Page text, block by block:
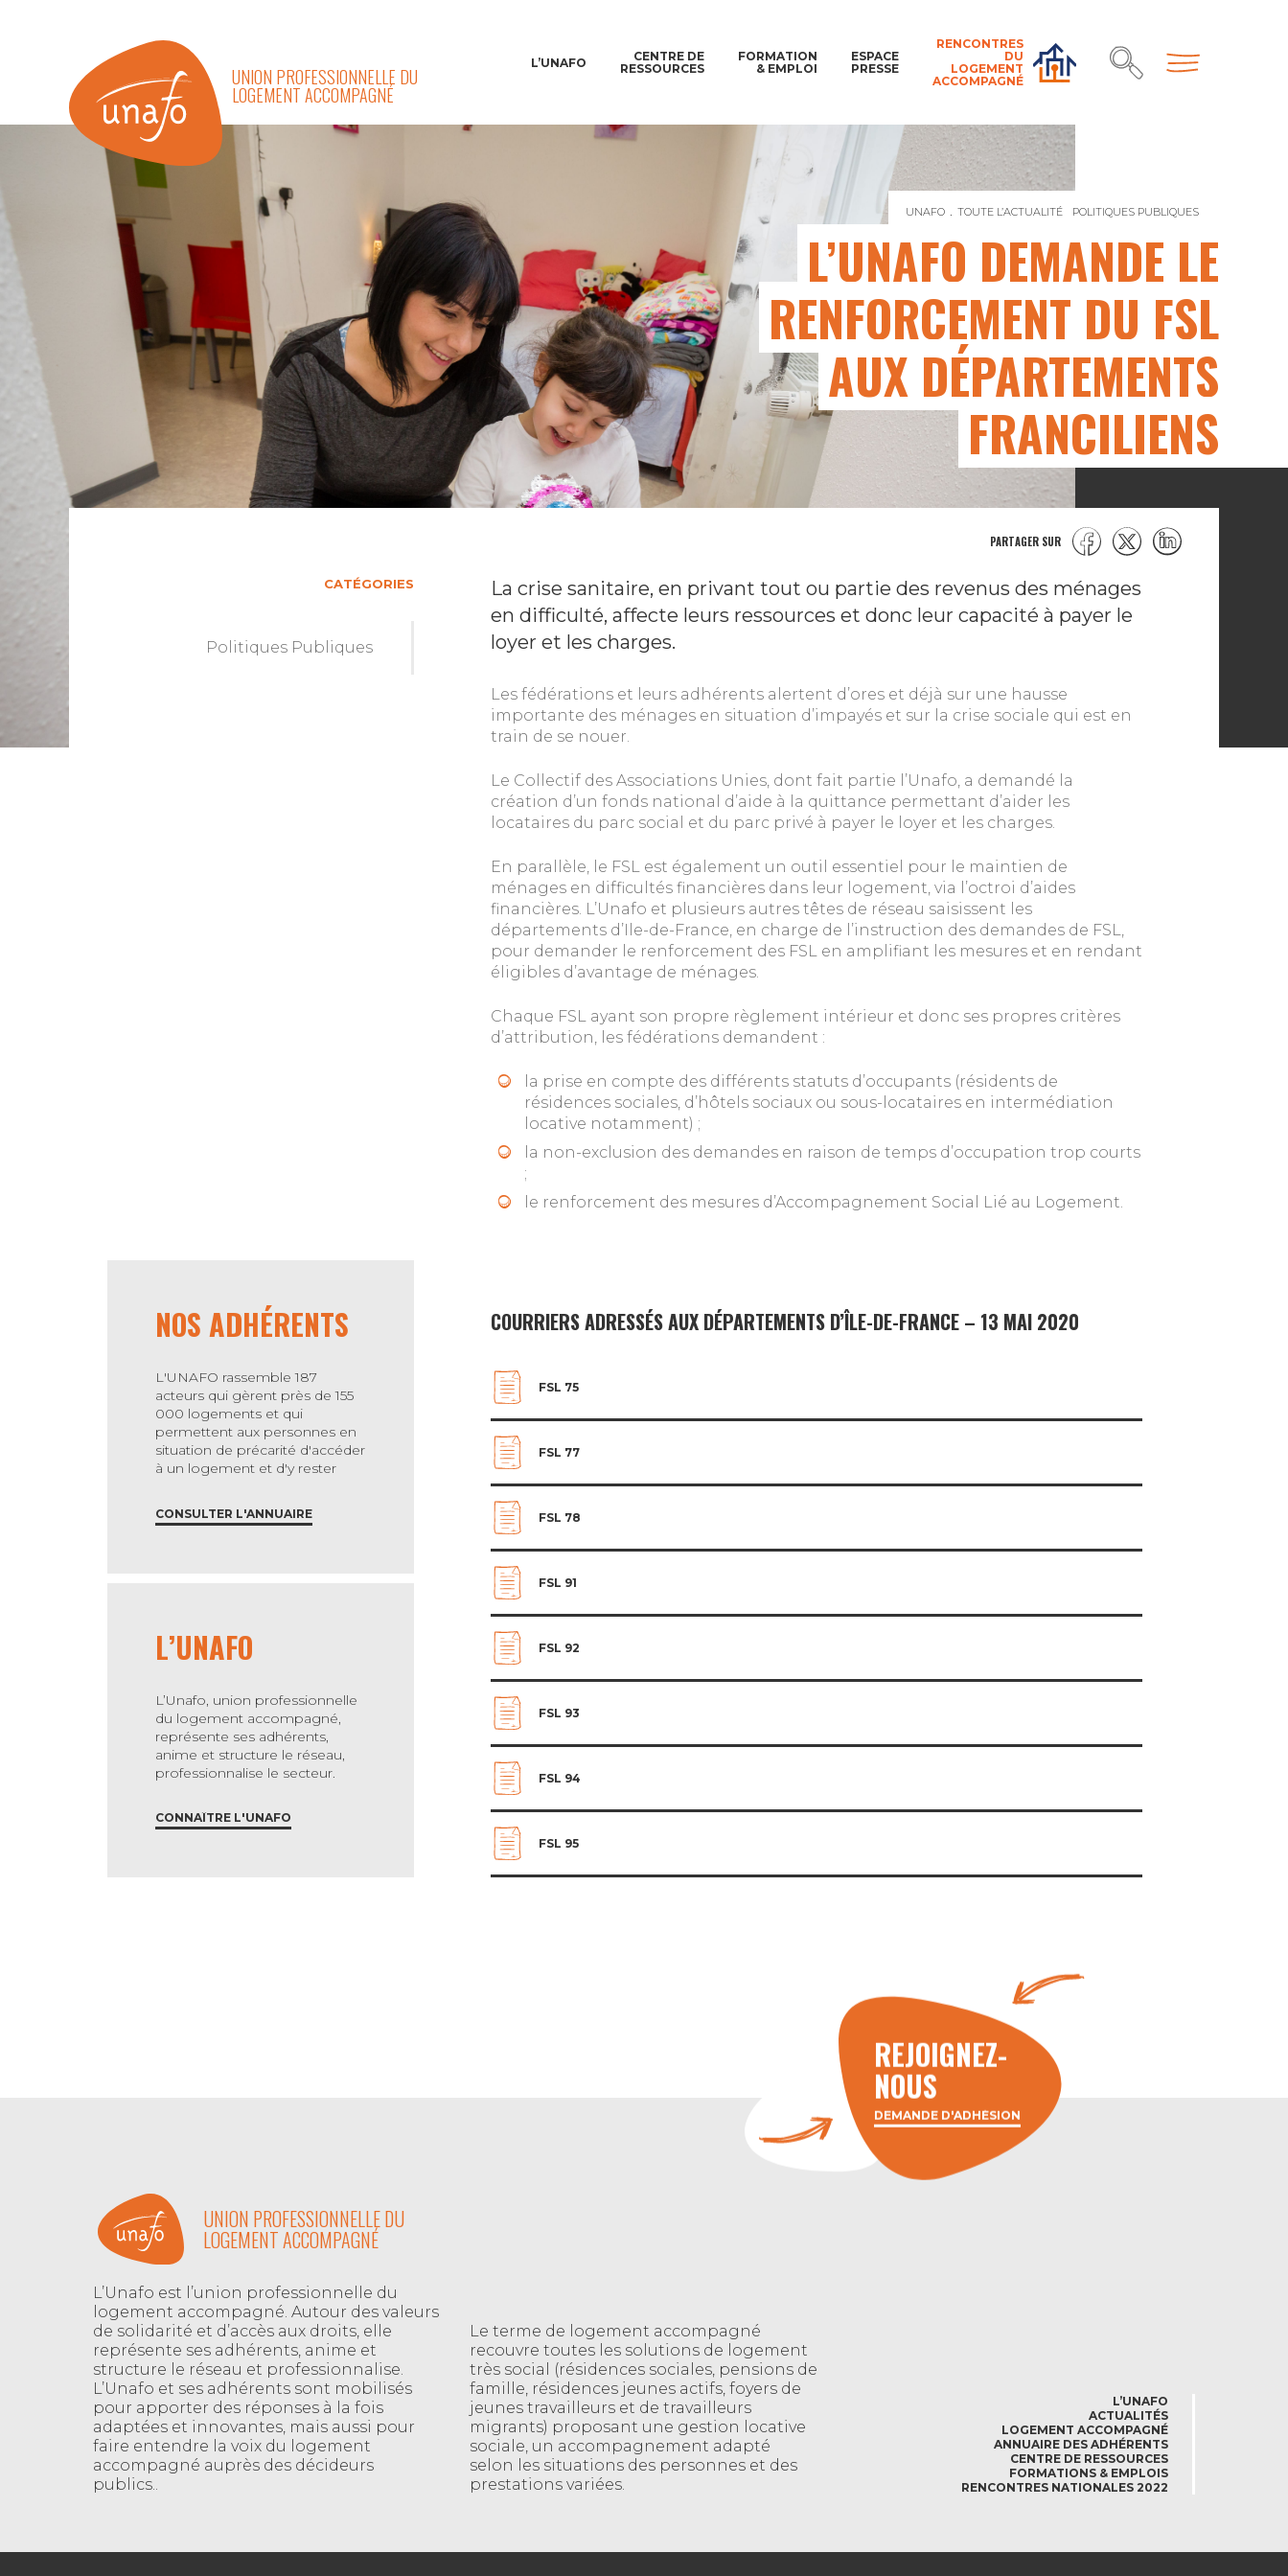
UNION PROFESSIONNELLE DU
LOGEMENT ACCOMPAGNÉ
L’UNAFO
CENTRE DE
RESSOURCES
FORMATION
& EMPLOI
ESPACE
PRESSE
RENCONTRES
DU
LOGEMENT
ACCOMPAGNÉ
UNAFO TOUTE L’ACTUALITÉ
POLITIQUES PUBLIQUES
L’UNAFO DEMANDE LE
RENFORCEMENT DU FSL
AUX DÉPARTEMENTS
FRANCILIENS
CATÉGORIES
Politiques Publiques
NOS ADHÉRENTS
L'UNAFO rassemble 187
acteurs qui gèrent près de 155
000 logements et qui
permettent aux personnes en
situation de précarité d'accéder
à un logement et d'y rester
CONSULTER L'ANNUAIRE
L’UNAFO
L’Unafo, union professionnelle
du logement accompagné,
représente ses adhérents,
anime et structure le réseau,
professionnalise le secteur.
CONNAÎTRE L'UNAFO
PARTAGER SUR
La crise sanitaire, en privant tout ou partie des revenus des ménages
en difficulté, affecte leurs ressources et donc leur capacité à payer le
loyer et les charges.
Les fédérations et leurs adhérents alertent d’ores et déjà sur une hausse
importante des ménages en situation d’impayés et sur la crise sociale qui est en
train de se nouer.
Le Collectif des Associations Unies, dont fait partie l’Unafo, a demandé la
création d’un fonds national d’aide à la quittance permettant d’aider les
locataires du parc social et du parc privé à payer le loyer et les charges.
En parallèle, le FSL est également un outil essentiel pour le maintien de
ménages en difficultés financières dans leur logement, via l’octroi d’aides
financières. L’Unafo et plusieurs autres têtes de réseau saisissent les
départements d’Ile-de-France, en charge de l’instruction des demandes de FSL,
pour demander le renforcement des FSL en amplifiant les mesures et en rendant
éligibles d’avantage de ménages.
Chaque FSL ayant son propre règlement intérieur et donc ses propres critères
d’attribution, les fédérations demandent :
la prise en compte des différents statuts d’occupants (résidents de
résidences sociales, d’hôtels sociaux ou sous-locataires en intermédiation
locative notamment) ;
la non-exclusion des demandes en raison de temps d’occupation trop courts
;
le renforcement des mesures d’Accompagnement Social Lié au Logement.
COURRIERS ADRESSÉS AUX DÉPARTEMENTS D’ÎLE-DE-FRANCE – 13 MAI 2020
FSL 75
FSL 77
FSL 78
FSL 91
FSL 92
FSL 93
FSL 94
FSL 95
REJOIGNEZ-
NOUS
DEMANDE D'ADHÉSION
UNION PROFESSIONNELLE DU
LOGEMENT ACCOMPAGNÉ
L’Unafo est l’union professionnelle du
logement accompagné. Autour des valeurs
de solidarité et d’accès aux droits, elle
représente ses adhérents, anime et
structure le réseau et professionnalise.
L’Unafo et ses adhérents sont mobilisés
pour apporter des réponses à la fois
adaptées et innovantes, mais aussi pour
faire entendre la voix du logement
accompagné auprès des décideurs
publics..
Le terme de logement accompagné
recouvre toutes les solutions de logement
très social (résidences sociales, pensions de
famille, résidences jeunes actifs, foyers de
jeunes travailleurs et de travailleurs
migrants) proposant une gestion locative
sociale, un accompagnement adapté
selon les situations des personnes et des
prestations variées.
L’UNAFO
ACTUALITÉS
LOGEMENT ACCOMPAGNÉ
ANNUAIRE DES ADHÉRENTS
CENTRE DE RESSOURCES
FORMATIONS & EMPLOIS
RENCONTRES NATIONALES 2022